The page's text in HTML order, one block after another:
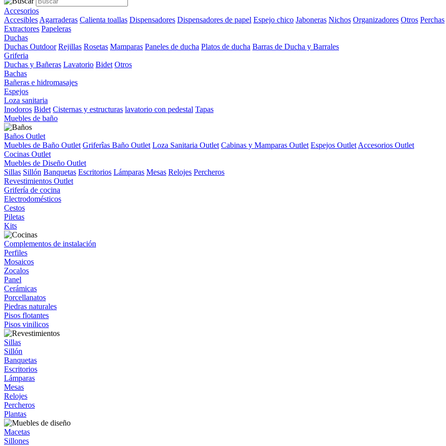
Accesorios
Accesibles Agarraderas Calienta toallas Dispensadores Dispensadores de papel Espejo chico Jaboneras Nichos Organizadores Otros Perchas
Extractores Papeleras
Duchas
Duchas Outdoor Rejillas Rosetas Mamparas Paneles de ducha Platos de ducha Barras de Ducha y Barrales
Griferia
Duchas y Bañeras Lavatorio Bidet Otros
Bachas
Bañeras e hidromasajes
Espejos
Loza sanitaria
Inodoros Bidet Cisternas y estructuras lavatorio con pedestal Tapas
Muebles de baño
Baños Outlet
Muebles de Baño Outlet Griferîas Baño Outlet Loza Sanitaria Outlet Cabinas y Mamparas Outlet Espejos Outlet Accesorios Outlet
Cocinas Outlet
Muebles de Diseño Outlet
Sillas Sillón Banquetas Escritorios Lámparas Mesas Relojes Percheros
Revestimientos Outlet
Grifería de cocina
Electrodomésticos
Cestos
Piletas
Kits
Complementos de instalación
Perfiles
Mosaicos
Zocalos
Panel
Cerámicas
Porcellanatos
Piedras naturales
Pisos flotantes
Pisos vinilicos
Sillas
Sillón
Banquetas
Escritorios
Lámparas
Mesas
Relojes
Percheros
Plantas
Macetas
Sillones